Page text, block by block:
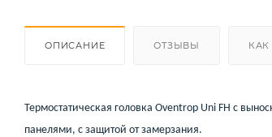
ОПИСАНИЕ ОТЗЫВЫ КАК
Термостатическая головка Oventrop Uni FH с
панелями, с защитой от замерзания.